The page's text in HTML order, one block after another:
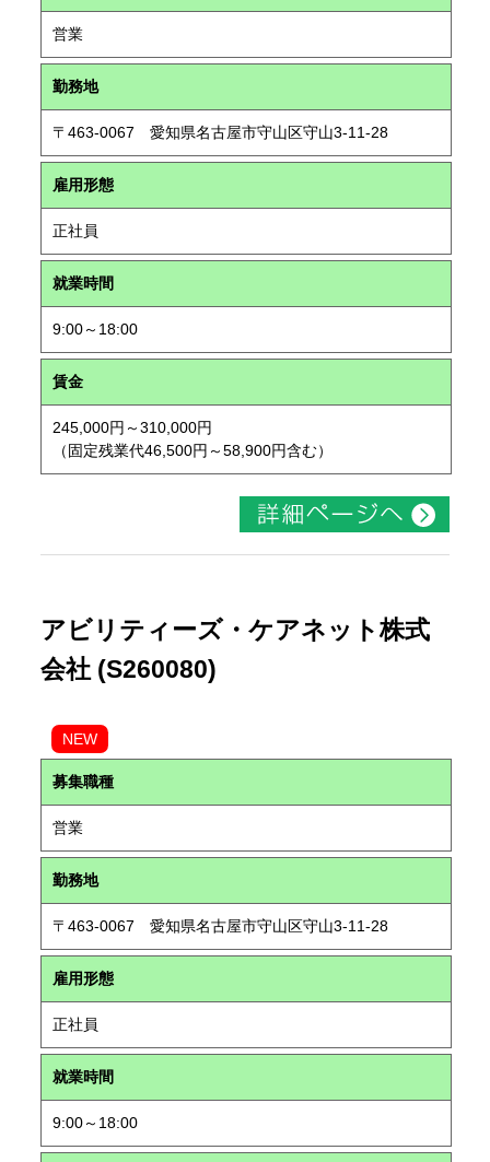
営業
勤務地
〒463-0067 愛知県名古屋市守山区守山3-11-28
雇用形態
正社員
就業時間
9:00～18:00
賃金
245,000円～310,000円
（固定残業代46,500円～58,900円含む）
アビリティーズ・ケアネット株式
会社 (S260080)
NEW
募集職種
営業
勤務地
〒463-0067 愛知県名古屋市守山区守山3-11-28
雇用形態
正社員
就業時間
9:00～18:00